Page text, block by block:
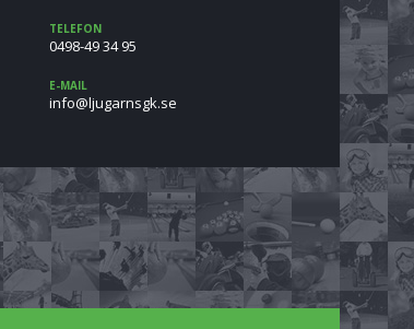
TELEFON
0498-49 34 95
E-MAIL
es.kgsnragujl@ofni